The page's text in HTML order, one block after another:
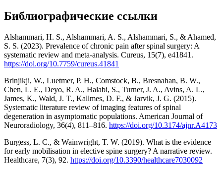
Библиографические ссылки
Alshammari, H. S., Alshammari, A. S., Alshammari, S., & Ahamed,
S. S. (2023). Prevalence of chronic pain after spinal surgery: A
systematic review and meta-analysis. Cureus, 15(7), e41841.
https://doi.org/10.7759/cureus.41841
Brinjikji, W., Luetmer, P. H., Comstock, B., Bresnahan, B. W.,
Chen, L. E., Deyo, R. A., Halabi, S., Turner, J. A., Avins, A. L.,
James, K., Wald, J. T., Kallmes, D. F., & Jarvik, J. G. (2015).
Systematic literature review of imaging features of spinal
degeneration in asymptomatic populations. American Journal of
Neuroradiology, 36(4), 811–816. https://doi.org/10.3174/ajnr.A4173
Burgess, L. C., & Wainwright, T. W. (2019). What is the evidence
for early mobilisation in elective spine surgery? A narrative review.
Healthcare, 7(3), 92. https://doi.org/10.3390/healthcare7030092